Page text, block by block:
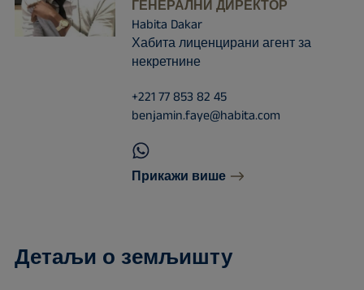
ГЕНЕРАЛНИ ДИРЕКТОР
Habita Dakar
Хабита лиценцирани агент за
некретнине
+221 77 853 82 45
benjamin.faye@habita.com
Прикажи више
Детаљи о земљишту